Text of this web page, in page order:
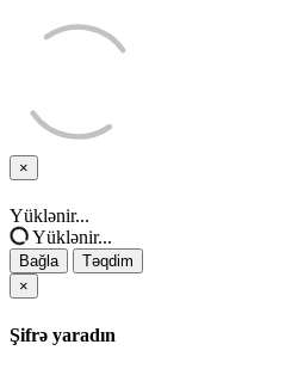
×
Bağla
Yüklənir...
Yüklənir...
Bağla
Təqdim
×
Şifrə yaradın